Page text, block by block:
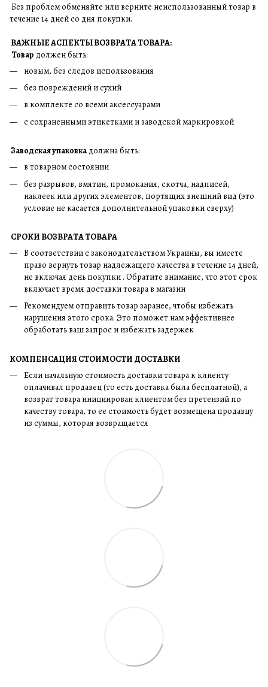
Без проблем обменяйте или верните неиспользованный товар в
течение 14 дней со дня покупки.
ВАЖНЫЕ АСПЕКТЫ ВОЗВРАТА ТОВАРА:
Товар должен быть:
новым, без следов использования
без повреждений и сухий
в комплекте со всеми аксессуарами
с сохраненными этикетками и заводской маркировкой
Заводская упаковка должна быть:
в товарном состоянии
без разрывов, вмятин, промокания, скотча, надписей,
наклеек или других элементов, портящих внешний вид (это
условие не касается дополнительной упаковки сверху)
СРОКИ ВОЗВРАТА ТОВАРА
В соответствии с законодательством Украины, вы имеете
право вернуть товар надлежащего качества в течение 14 дней,
не включая день покупки . Обратите внимание, что этот срок
включает время доставки товара в магазин
Рекомендуем отправить товар заранее, чтобы избежать
нарушения этого срока. Это поможет нам эффективнее
обработать ваш запрос и избежать задержек
КОМПЕНСАЦИЯ СТОИМОСТИ ДОСТАВКИ
Если начальную стоимость доставки товара к клиенту
оплачивал продавец (то есть доставка была бесплатной), а
возврат товара инициирован клиентом без претензий по
качеству товара, то ее стоимость будет возмещена продавцу
из суммы, которая возвращается